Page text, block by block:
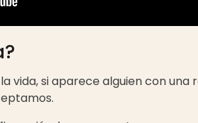
vida, si aparece alguien con una